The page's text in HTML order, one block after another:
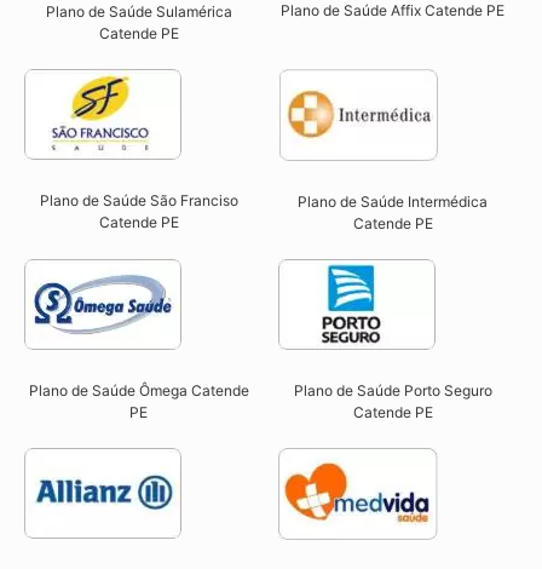
Plano de Saúde Sulamérica
Catende PE
Plano de Saúde Affix Catende PE​
Plano de Saúde São Franciso
Catende PE​
Plano de Saúde Intermédica
Catende PE​
Plano de Saúde Ômega Catende
PE​
Plano de Saúde Porto Seguro
Catende PE​